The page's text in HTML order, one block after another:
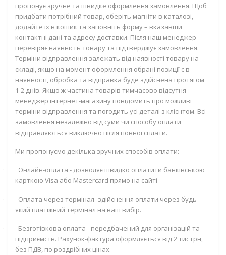
пропонує зручне та швидке оформлення замовлення. Щоб
придбати потрібний товар, оберіть магніти в каталозі,
додайте їх в кошик та заповніть форму – вказавши
контактні дані та адресу доставки. Після наш менеджер
перевіряє наявність товару та підтверджує замовлення.
Терміни відправлення залежать від наявності товару на
складі, якщо на момент оформлення обрані позиції є в
наявності, обробка та відправка буде здійснена протягом
1-2 днів. Якщо ж частина товарів тимчасово відсутня
менеджер інтернет-магазину повідомить про можливі
терміни відправлення та погодить усі деталі з клієнтом. Всі
замовлення незалежно від суми чи способу оплати
відправляються виключно після повної сплати.
Ми пропонуємо декілька зручних способів оплати:
·
Онлайн-оплата - дозволяє швидко оплатити банківською
карткою Visa або Mastercard прямо на сайті
·
Оплата через термінал -здійснення оплати через будь
який платіжний термінал на ваш вибір.
·
Безготівкова оплата - передбачений для організацій та
підприємств. Рахунок-фактура оформляється від 2 тис грн,
без ПДВ, по роздрібних цінах.